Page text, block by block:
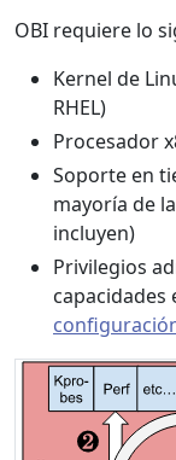
OBI requiere lo
Kernel de
RHEL)
Procesador
Soporte en
mayoría de
incluyen)
Privilegios
capacidades